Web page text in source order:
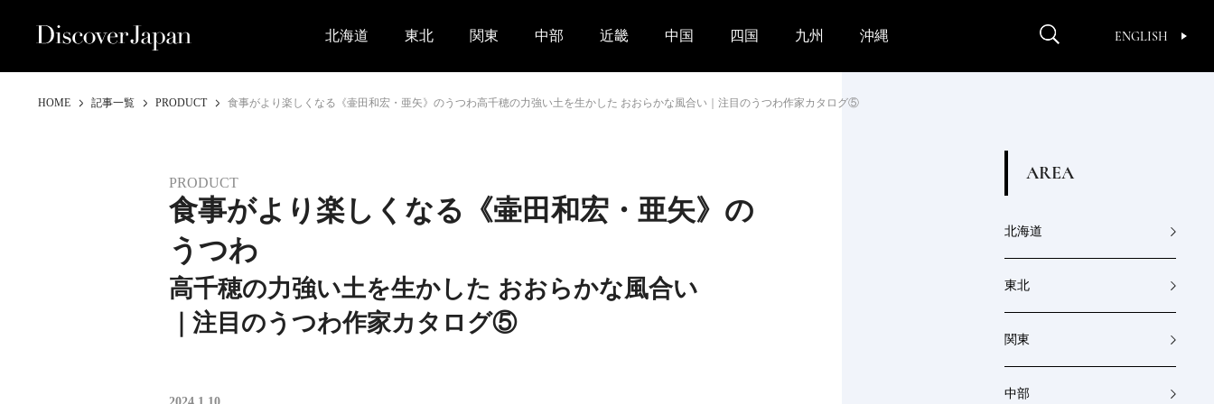
ENGLISH
北海道 東北 関東 中部 近畿 中国 四国 九州 沖縄
HOME 記事一覧 PRODUCT 食事がより楽しくなる《壷田和宏・亜矢》のうつわ高千穂の力強い土を生かした おおらかな風合い｜注目のうつわ作家カタログ⑤
PRODUCT
食事がより楽しくなる《壷田和宏・亜矢》の
うつわ
高千穂の力強い土を生かした おおらかな風合い
｜注目のうつわ作家カタログ⑤
AREA
北海道
東北
関東
中部